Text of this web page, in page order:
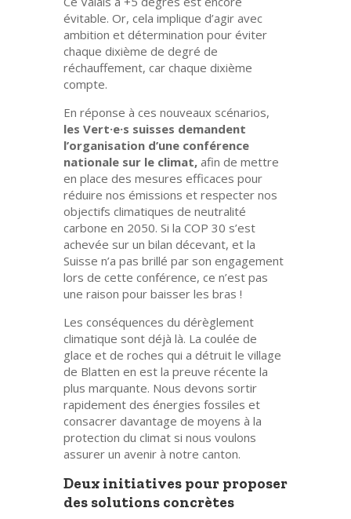
évitable. Or, cela implique d’agir avec
ambition et détermination pour éviter
chaque dixième de degré de
réchauffement, car chaque dixième
compte.
En réponse à ces nouveaux scénarios,
les Vert·e·s suisses demandent
l’organisation d’une conférence
nationale sur le climat,afin de mettre
en place des mesures efficaces pour
réduire nos émissions et respecter nos
objectifs climatiques de neutralité
carbone en 2050. Si la COP 30 s’est
achevée sur un bilan décevant, et la
Suisse n’a pas brillé par son engagement
lors de cette conférence, ce n’est pas
une raison pour baisser les bras !
Les conséquences du dérèglement
climatique sont déjà là. La coulée de
glace et de roches qui a détruit le village
de Blatten en est la preuve récente la
plus marquante. Nous devons sortir
rapidement des énergies fossiles et
consacrer davantage de moyens à la
protection du climat si nous voulons
assurer un avenir à notre canton.
Deux initiatives pour proposer
des solutions concrètes